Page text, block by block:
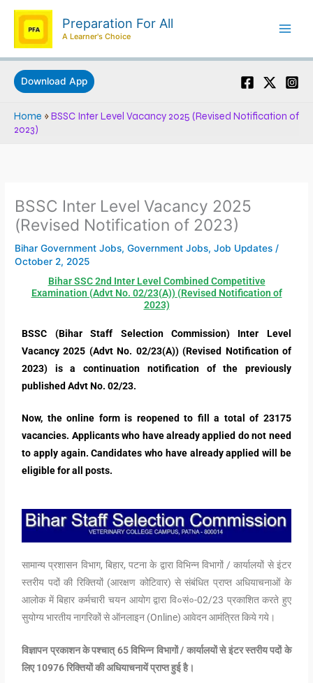
Skip
content
Preparation For All
A Learner's Choice
Download App
Home »BSSC Inter Level Vacancy 2025 (Revised Notification of
2023)
BSSC Inter Level Vacancy 2025
(Revised Notification of 2023)
Bihar Government Jobs,Government Jobs,Job Updates /
October 2, 2025
Bihar SSC 2nd Inter Level Combined Competitive
Examination (Advt No. 02/23(A)) (Revised Notification of
2023)
BSSC (Bihar Staff Selection Commission) Inter Level
Vacancy 2025 (Advt No. 02/23(A)) (Revised Notification of
2023) is a continuation notification of the previously
published Advt No. 02/23.
Now, the online form is reopened to fill a total of 23175
vacancies. Applicants who have already applied do not need
to apply again. Candidates who have already applied will be
eligible for all posts.
सामान्य प्रशासन विभाग, बिहार, पटना के द्वारा विभिन्न विभागों / कार्यालयों से इंटर
स्तरीय पदों की रिक्तियों (आरक्षण कोटिवार) से संबंधित प्राप्त अधियाचनाओं के
आलोक में बिहार कर्मचारी चयन आयोग द्वारा वि०सं०-02/23 प्रकाशित करते हुए
सुयोग्य भारतीय नागरिकों से ऑनलाइन (Online) आवेदन आमंत्रित किये गये।
विज्ञापन प्रकाशन के पश्चात् 65 विभिन्न विभागों / कार्यालयों से इंटर स्तरीय पदों के
लिए 10976 रिक्तियों की अधियाचनायें प्राप्त हुई है।